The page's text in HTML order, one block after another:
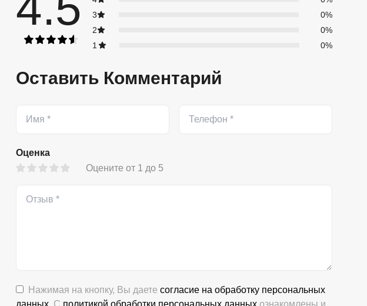
3
0%
2
0%
1
0%
Оставить Комментарий
Оценка
Оцените от 1 до 5
Нажимая на кнопку, Вы даете согласие на обработку персональных